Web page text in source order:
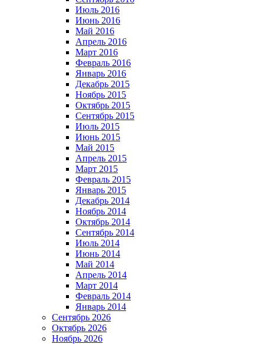
Июль 2016
Июнь 2016
Май 2016
Апрель 2016
Март 2016
Февраль 2016
Январь 2016
Декабрь 2015
Ноябрь 2015
Октябрь 2015
Сентябрь 2015
Июль 2015
Июнь 2015
Май 2015
Апрель 2015
Март 2015
Февраль 2015
Январь 2015
Декабрь 2014
Ноябрь 2014
Октябрь 2014
Сентябрь 2014
Июль 2014
Июнь 2014
Май 2014
Апрель 2014
Март 2014
Февраль 2014
Январь 2014
Сентябрь 2026
Октябрь 2026
Ноябрь 2026